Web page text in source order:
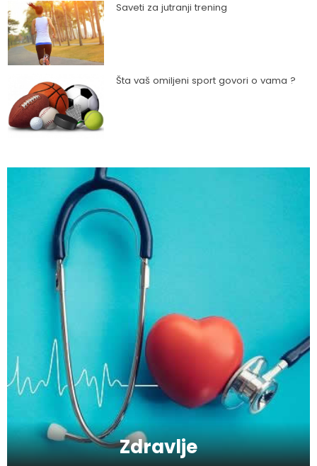
Saveti za jutranji trening
Šta vaš omiljeni sport govori o vama ?
Kako da ostanete fit - vežbajte kod kuće
Zbog čega je zumba sve popularnija?
Mitovi o zdravoj hrani
Skijanje pa plivanje, idealne aktivnosti na
raspustu u Sloveniji
Zdravlje